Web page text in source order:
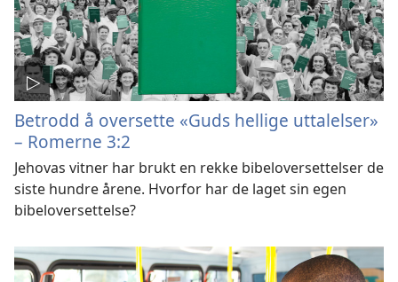
Betrodd å oversette «Guds hellige uttalelser»
– Romerne 3:2
Jehovas vitner har brukt en rekke bibeloversettelser de
siste hundre årene. Hvorfor har de laget sin egen
bibeloversettelse?